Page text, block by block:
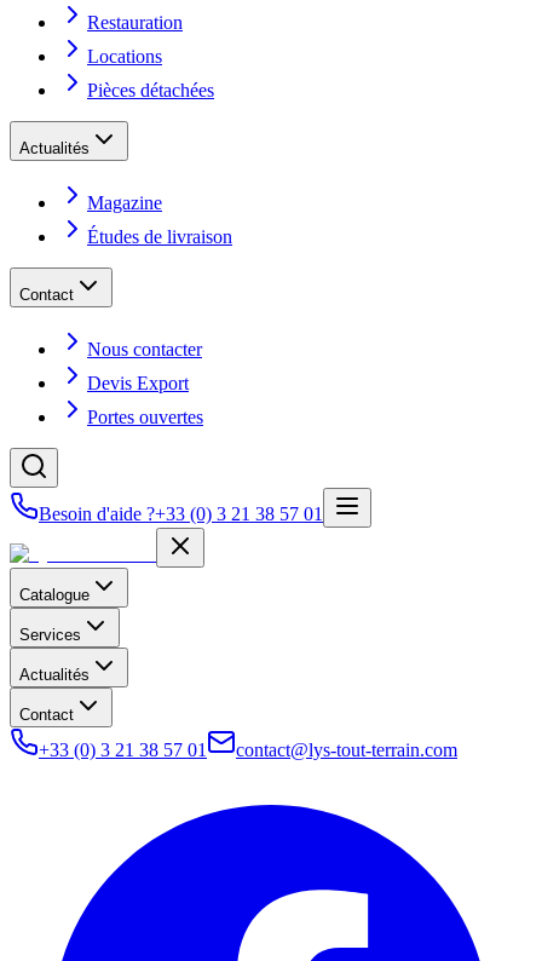
Restauration
Locations
Pièces détachées
Actualités
Magazine
Études de livraison
Contact
Nous contacter
Devis Export
Portes ouvertes
Besoin d'aide ?+33 (0) 3 21 38 57 01
Catalogue
Services
Actualités
Contact
+33 (0) 3 21 38 57 01 contact@lys-tout-terrain.com